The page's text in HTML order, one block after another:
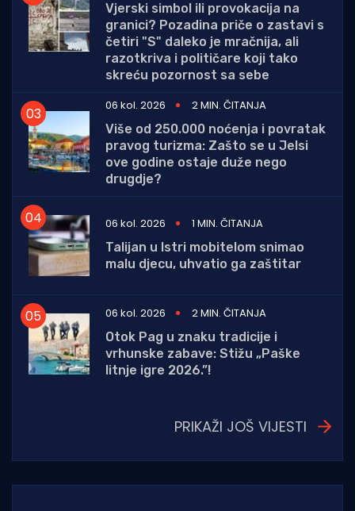
Vjerski simbol ili provokacija na
granici? Pozadina priče o zastavi s
četiri "S" daleko je mračnija, ali
razotkriva i političare koji tako
skreću pozornost sa sebe
06 kol. 2026
2 MIN. ČITANJA
Više od 250.000 noćenja i povratak
pravog turizma: Zašto se u Jelsi
ove godine ostaje duže nego
drugdje?
06 kol. 2026
1 MIN. ČITANJA
Talijan u Istri mobitelom snimao
malu djecu, uhvatio ga zaštitar
06 kol. 2026
2 MIN. ČITANJA
Otok Pag u znaku tradicije i
vrhunske zabave: Stižu „Paške
litnje igre 2026.”!
PRIKAŽI JOŠ VIJESTI